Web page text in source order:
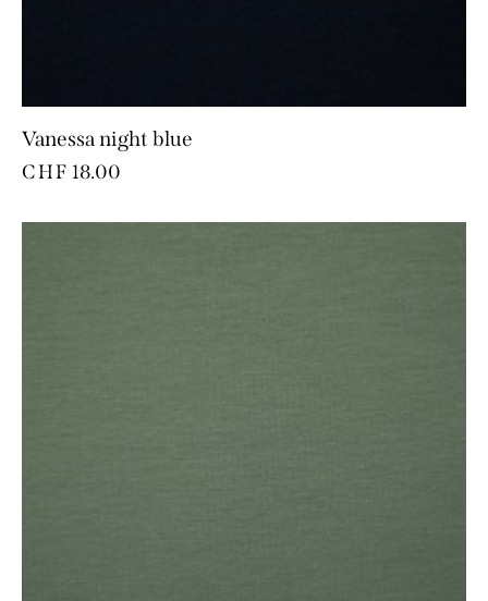
Vanessa night blue
CHF 18.00